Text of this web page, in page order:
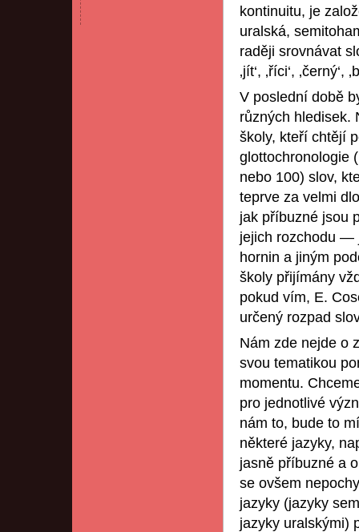
kontinuitu, je
uralská,
raději srovnávat
‚jít‘, ‚říci‘, ‚černý‘,
V poslední době
různých hledisek.
školy, kteří chtějí
glottochronologie
nebo 100) slov,
teprve za velmi
jak příbuzné jsou
jejich rozchodu —
hornin a jiným
školy přijímány
pokud vím, E.
určený rozpad
Nám zde nejde o
svou tematikou
momentu.
pro jednotlivé
nám to, bude to
některé jazyky,
jasně příbuzné a
se ovšem
jazyky (jazyky
jazyky uralskými)